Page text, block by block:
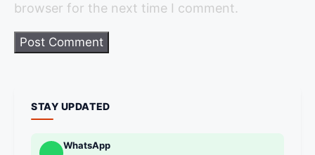
browser for the next time I comment.
STAY UPDATED
WhatsApp